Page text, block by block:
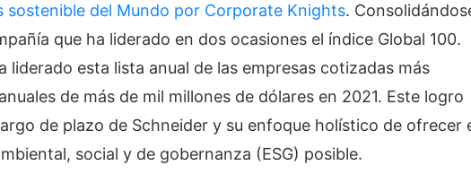
sostenible del Mundo por Corporate Knights.
que ha liderado en dos ocasiones el índice Global 100.
liderado esta lista anual de las empresas cotizadas más
de más de mil millones de dólares en 2021. Este logro
de plazo de Schneider y su enfoque holístico de ofrecer
social y de gobernanza (ESG) posible.